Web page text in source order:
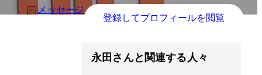
メッセージ
登録してプロフィールを閲覧
永田さんと関連する人々